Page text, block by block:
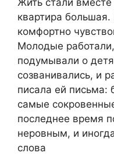
Жить стали
квартира
комфортно
Молодые
подумывали о
созванивались, и
писала ей письма:
самые
последнее время
неровным, и
слова